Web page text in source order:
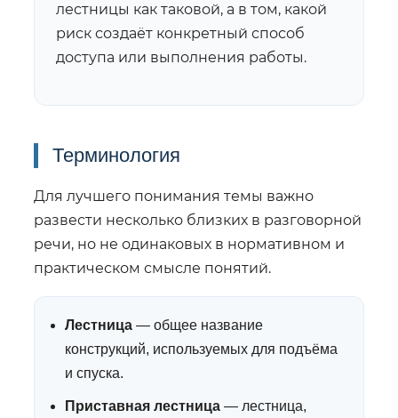
лестницы как таковой, а в том, какой
риск создаёт конкретный способ
доступа или выполнения работы.
Терминология
Для лучшего понимания темы важно
развести несколько близких в разговорной
речи, но не одинаковых в нормативном и
практическом смысле понятий.
Лестница — общее название
конструкций, используемых для подъёма
и спуска.
Приставная лестница — лестница,